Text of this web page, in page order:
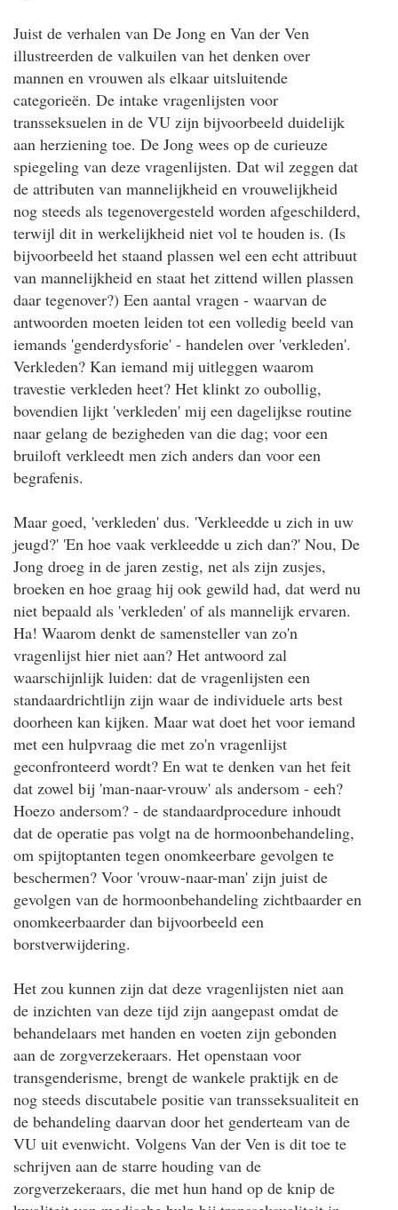
Juist de verhalen van De Jong en Van der Ven
illustreerden de valkuilen van het denken over
mannen en vrouwen als elkaar uitsluitende
categorieën. De intake vragenlijsten voor
transseksuelen in de VU zijn bijvoorbeeld duidelijk
aan herziening toe. De Jong wees op de curieuze
spiegeling van deze vragenlijsten. Dat wil zeggen dat
de attributen van mannelijkheid en vrouwelijkheid
nog steeds als tegenovergesteld worden afgeschilderd,
terwijl dit in werkelijkheid niet vol te houden is. (Is
bijvoorbeeld het staand plassen wel een echt attribuut
van mannelijkheid en staat het zittend willen plassen
daar tegenover?) Een aantal vragen - waarvan de
antwoorden moeten leiden tot een volledig beeld van
iemands 'genderdysforie' - handelen over 'verkleden'.
Verkleden? Kan iemand mij uitleggen waarom
travestie verkleden heet? Het klinkt zo oubollig,
bovendien lijkt 'verkleden' mij een dagelijkse routine
naar gelang de bezigheden van die dag; voor een
bruiloft verkleedt men zich anders dan voor een
begrafenis.
Maar goed, 'verkleden' dus. 'Verkleedde u zich in uw
jeugd?' 'En hoe vaak verkleedde u zich dan?' Nou, De
Jong droeg in de jaren zestig, net als zijn zusjes,
broeken en hoe graag hij ook gewild had, dat werd nu
niet bepaald als 'verkleden' of als mannelijk ervaren.
Ha! Waarom denkt de samensteller van zo'n
vragenlijst hier niet aan? Het antwoord zal
waarschijnlijk luiden: dat de vragenlijsten een
standaardrichtlijn zijn waar de individuele arts best
doorheen kan kijken. Maar wat doet het voor iemand
met een hulpvraag die met zo'n vragenlijst
geconfronteerd wordt? En wat te denken van het feit
dat zowel bij 'man-naar-vrouw' als andersom - eeh?
Hoezo andersom? - de standaardprocedure inhoudt
dat de operatie pas volgt na de hormoonbehandeling,
om spijtoptanten tegen onomkeerbare gevolgen te
beschermen? Voor 'vrouw-naar-man' zijn juist de
gevolgen van de hormoonbehandeling zichtbaarder en
onomkeerbaarder dan bijvoorbeeld een
borstverwijdering.
Het zou kunnen zijn dat deze vragenlijsten niet aan
de inzichten van deze tijd zijn aangepast omdat de
behandelaars met handen en voeten zijn gebonden
aan de zorgverzekeraars. Het openstaan voor
transgenderisme, brengt de wankele praktijk en de
nog steeds discutabele positie van transseksualiteit en
de behandeling daarvan door het genderteam van de
VU uit evenwicht. Volgens Van der Ven is dit toe te
schrijven aan de starre houding van de
zorgverzekeraars, die met hun hand op de knip de